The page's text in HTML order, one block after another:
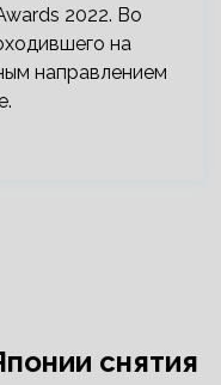
2022. Во
на
направлением
снятия